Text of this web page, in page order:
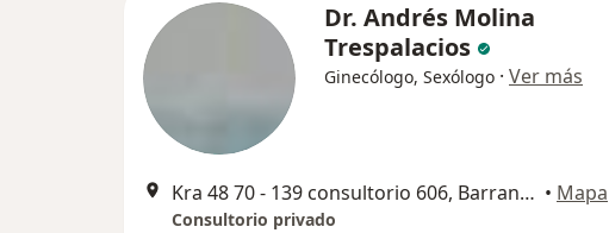
Dr. Andrés Molina
Trespalacios
Ginecólogo, Sexólogo · Ver más
Kra 48 70 - 139 consultorio 606, Barranquilla • Mapa
Consultorio privado